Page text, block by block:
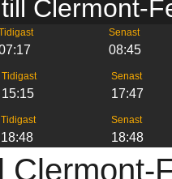
Clermont-
Senast
08:45
Tidigast
15:15
Senast
17:47
Tidigast
18:48
Senast
18:48
Clermont-